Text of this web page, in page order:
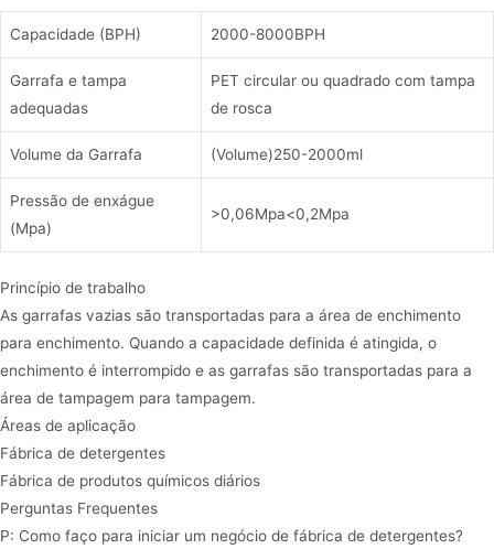
Capacidade (BPH) 2000-8000BPH
Garrafa e tampa
adequadas
PET circular ou quadrado com tampa
de rosca
Volume da Garrafa (Volume)250-2000ml
Pressão de enxágue
(Mpa)
>0,06Mpa<0,2Mpa
Princípio de trabalho
As garrafas vazias são transportadas para a área de enchimento
para enchimento. Quando a capacidade definida é atingida, o
enchimento é interrompido e as garrafas são transportadas para a
área de tampagem para tampagem.
Áreas de aplicação
Fábrica de detergentes
Fábrica de produtos químicos diários
Perguntas Frequentes
P: Como faço para iniciar um negócio de fábrica de detergentes?